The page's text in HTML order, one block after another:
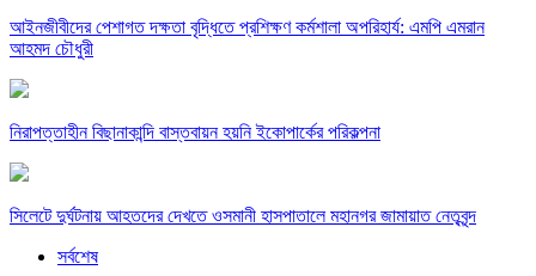
আইনজীবীদের পেশাগত দক্ষতা বৃদ্ধিতে প্রশিক্ষণ কর্মশালা অপরিহার্য: এমপি এমরান
আহমদ চৌধুরী
নিরাপত্তাহীন বিছানাকান্দি বাস্তবায়ন হয়নি ইকোপার্কের পরিকল্পনা
সিলেটে দুর্ঘটনায় আহতদের দেখতে ওসমানী হাসপাতালে মহানগর জামায়াত নেতৃবৃন্দ
সর্বশেষ